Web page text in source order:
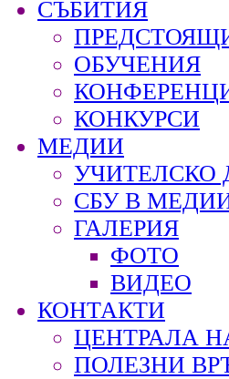
СЪБИТИЯ
ОБУЧЕНИЯ
КОНКУРСИ
МЕДИИ
УЧИТЕЛСКО
СБУ В
ГАЛЕРИЯ
ФОТО
ВИДЕО
КОНТАКТИ
ЦЕНТРАЛА
ПОЛЕЗНИ